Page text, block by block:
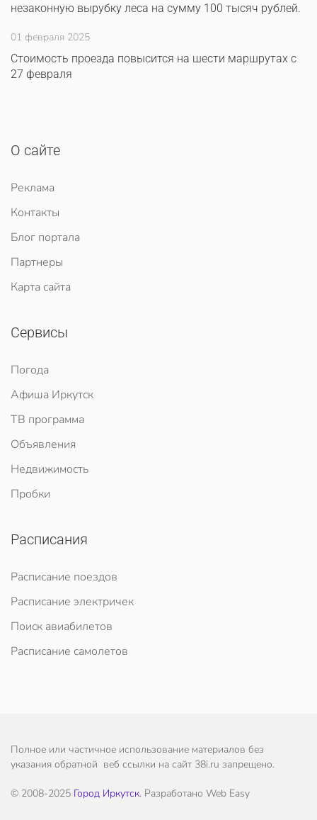
незаконную вырубку леса на сумму 100 тысяч рублей.
01 февраля 2025
Стоимость проезда повысится на шести маршрутах с
27 февраля
О сайте
Реклама
Контакты
Блог портала
Партнеры
Карта сайта
Сервисы
Погода
Афиша Иркутск
ТВ программа
Объявления
Недвижимость
Пробки
Расписания
Расписание поездов
Расписание электричек
Поиск авиабилетов
Расписание самолетов
Полное или частичное использование материалов без
указания обратной веб ссылки на сайт 38i.ru запрещено.
© 2008-2025 Город Иркутск. Разработано Web Easy